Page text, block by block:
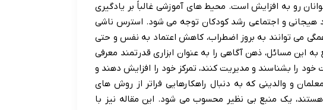
رو به افزایش است. محیط های آموزشی غالباً بر یادگیری
هیجانی و اجتماعی رشد کودکان توجه می شود. استرس ناشی
همگی می توانند به بروز اضطراب، کاهش اعتماد به نفس و حتی
این مسائل، ذهن آگاهی را به عنوان ابزاری قدرتمند معرفی
را بشناسند و مدیریت کنند، تمرکز خود را افزایش دهند و
و والدینی که به دنبال راهکارهایی فراتر از روش های
یک منبع بی نظیر محسوب می شود. این مقاله نیز با